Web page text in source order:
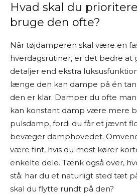
Hvad skal du
bruge den ofte?
Når tøjdamperen skal være en
hverdagsrutiner, er det bedre at
detaljer end ekstra
længe den kan dampe på én
den er klar. Damper du ofte
kan konstant damp være mere
pulsdamp, fordi du får et jævnt
bevæger damphovedet.
være fint, hvis du mest kører
enkelte dele. Tænk også over,
stå: har du et naturligt sted tæt
skal du flytte rundt på den?